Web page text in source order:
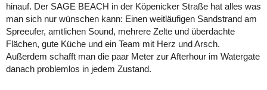
hinauf. Der SAGE BEACH in der Köpenicker Straße hat alles was
man sich nur wünschen kann: Einen weitläufigen Sandstrand am
Spreeufer, amtlichen Sound, mehrere Zelte und überdachte
Flächen, gute Küche und ein Team mit Herz und Arsch.
Außerdem schafft man die paar Meter zur Afterhour im Watergate
danach problemlos in jedem Zustand.